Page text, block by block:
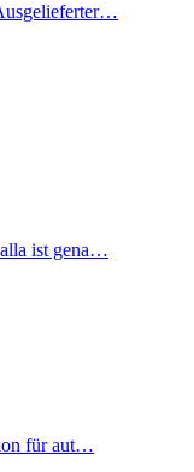
ist gena…
für aut…